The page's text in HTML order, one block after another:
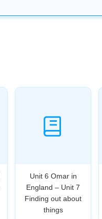
Unit 6 Omar in
England – Unit 7
Finding out about
things